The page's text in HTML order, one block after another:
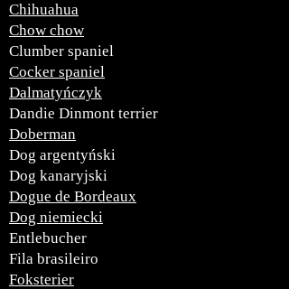
Chihuahua
Chow chow
Clumber spaniel
Cocker spaniel
Dalmatyńczyk
Dandie Dinmont terrier
Doberman
Dog argentyński
Dog kanaryjski
Dogue de Bordeaux
Dog niemiecki
Entlebucher
Fila brasileiro
Foksterier